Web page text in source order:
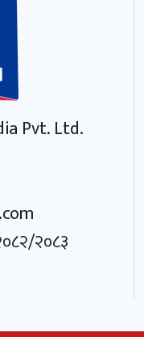
Pvt. Ltd.
२०८३